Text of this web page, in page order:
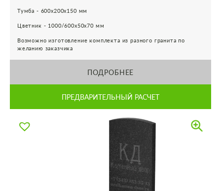
Тумба - 600х200х150 мм
Цветник - 1000/600х50х70 мм
Возможно изготовление комплекта из разного гранита по
желанию заказчика
ПОДРОБНЕЕ
ПРЕДВАРИТЕЛЬНЫЙ РАСЧЕТ